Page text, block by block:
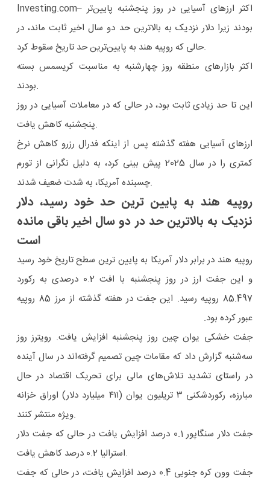
Investing.com– اکثر ارزهای آسیایی در روز پنجشنبه پایین‌تر
بودند زیرا دلار نزدیک به بالاترین حد دو سال اخیر ثابت ماند، در
حالی که روپیه هند به پایین‌ترین حد تاریخ سقوط کرد.
اکثر بازارهای منطقه روز چهارشنبه به مناسبت کریسمس بسته
بودند.
این تا حد زیادی ثابت بود، در حالی که در معاملات آسیایی در روز
پنجشنبه کاهش یافت.
ارزهای آسیایی هفته گذشته پس از اینکه فدرال رزرو کاهش نرخ
کمتری را در سال 2025 پیش بینی کرد، به دلیل نگرانی از تورم
چسبنده آمریکا، به شدت ضعیف شدند.
روپیه هند به پایین ترین حد خود رسید، دلار
نزدیک به بالاترین حد در دو سال اخیر باقی مانده
است
روپیه هند در برابر دلار آمریکا به پایین ترین سطح تاریخ خود رسید
و این جفت ارز در روز پنجشنبه با افت 0.2 درصدی به رکورد
85.497 روپیه رسید. این جفت در هفته گذشته از مرز 85 روپیه
عبور کرده بود.
جفت خشکی یوان چین روز پنجشنبه افزایش یافت. رویترز روز
سه‌شنبه گزارش داد که مقامات چین تصمیم گرفته‌اند در سال آینده
در راستای تشدید تلاش‌های مالی برای تحریک اقتصاد در حال
مبارزه، رکوردشکنی ۳ تریلیون یوان (۴۱۱ میلیارد دلار) اوراق خزانه
ویژه منتشر کنند.
جفت دلار سنگاپور 0.1 درصد افزایش یافت در حالی که جفت دلار
استرالیا 0.2 درصد کاهش یافت.
جفت وون کره جنوبی 0.4 درصد افزایش یافت، در حالی که جفت